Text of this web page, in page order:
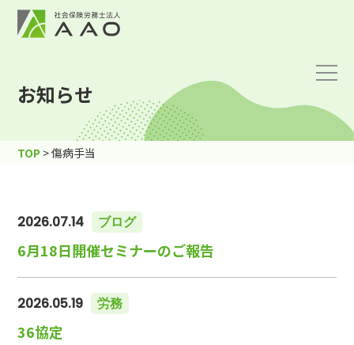
お知らせ
TOP >傷病手当
2026.07.14 ブログ
6月18日開催セミナーのご報告
2026.05.19 労務
36協定